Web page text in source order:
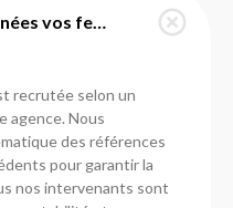
Comment sont sélectionnées vos femmes de ménage à Puilboreau ?
recrutée selon un
agence. Nous
des références
pour garantir la
nos intervenants sont